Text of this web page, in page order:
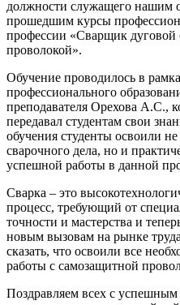
должности служащего нашим
прошедшим курсы
профессии «Сварщик дуговой
проволокой».
Обучение проводилось в
профессионального
преподавателя Орехова А.С.,
передавал студентам свои
обучения студенты освоили
сварочного дела, но и
успешной работы в данной
Сварка – это
процесс, требующий от
точности и мастерства и
новым вызовам на рынке
сказать, что освоили все
работы с самозащитной
Поздравляем всех с